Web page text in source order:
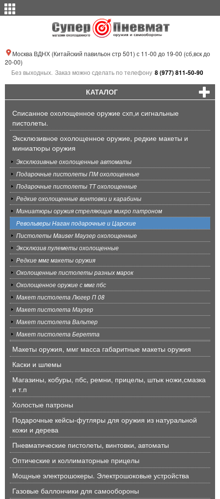
Москва ВДНХ (Китайский павильон стр 501) с 11-00 до 19-00 (сб,вск до
20-00)
Без выходных. Заказ можно сделать по телефону 8 (977) 811-50-90
КАТАЛОГ
Списанное охолощенное оружие схп,и сигнальные
пистолеты.
Эксклюзивное охолощенное оружие, редкие макеты и
миниатюры оружия
Эксклюзивные охолощенные автоматы
Подарочные пистолеты ПМ охолощенные
Подарочные пистолеты ТТ охолощенные
Редкие охолощенные винтовки и карабины
Миниатюры оружия стреляющие микро патроном
Револьверы Наган подарочные и Царские
Пистолеты Mauser Маузер охолощенные
Эксклюзив пулеметы охолощенные
Редкие ммг макеты оружия
Охолощенные пистолеты разных марок
Охолощенное оружие с ммг пбс
Макет пистолета Люгер П 08
Макет пистолета Маузер
Макет пистолета Вальтер
Макет пистолета Беретта
Макеты оружия, ммг масса габаритные макеты оружия
Каски и шлемы
Магазины, кобуры, пбс, ремни, прицелы, штык ножи,смазка
и т.п
Холостые патроны
Подарочные кейсы-футляры для оружия из натуральной
кожи и дерева
Пневматические пистолеты, винтовки, автоматы
Оптические и коллиматорные прицелы
Мощные электрошокеры. Электрошоковые устройства
Газовые баллончики для самообороны